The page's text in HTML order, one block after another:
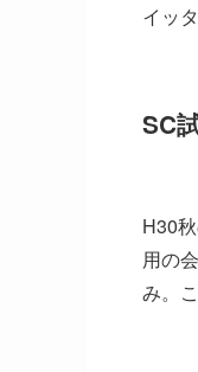
イッ
SC
H30
用の
み。